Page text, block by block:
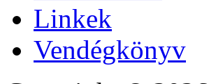
Linkek
Vendégkönyv